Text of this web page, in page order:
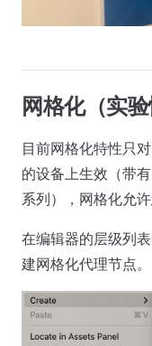
网格化（实验
目前网格化特性只
的设备上生效（带
系列），网格化允
在编辑器的层级列
建网格化代理节点。